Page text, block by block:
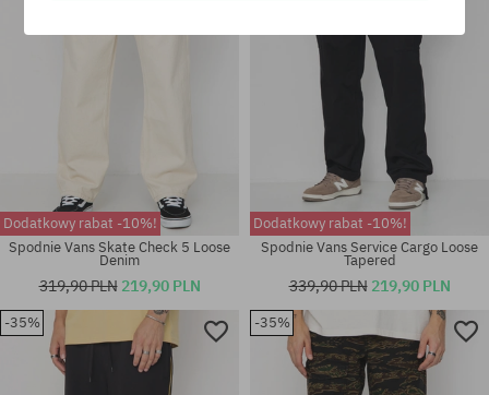
Dostępne rozmiary:
31; 32; 33; 34; 36
Dostępne rozmiary:
31X32; 32X32; 33X32; 34X32
Dodatkowy rabat -10%!
Spodnie Vans Skate Check 5 Loose
Denim
319,90 PLN 219,90 PLN
Dodatkowy rabat -10%!
Spodnie Vans Service Cargo Loose
Tapered
339,90 PLN 219,90 PLN
-35% -35%